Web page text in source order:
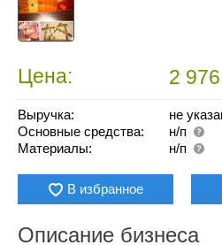
Цена: 2
Выручка:
не
Основные средства:
н/п
Материалы:
н/п
В избранное
Описание бизнеса